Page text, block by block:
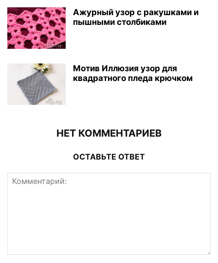
Ажурный узор с ракушками и
пышными столбиками
Мотив Иллюзия узор для
квадратного пледа крючком
НЕТ КОММЕНТАРИЕВ
ОСТАВЬТЕ ОТВЕТ